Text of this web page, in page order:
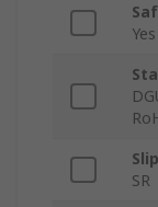
Yes
SR